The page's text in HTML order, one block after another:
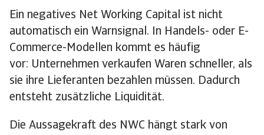
Ein negatives Net Working Capital ist nicht
automatisch ein Warnsignal. In Handels- oder E-
Commerce-Modellen kommt es häufig
vor: Unternehmen verkaufen Waren schneller, als
sie ihre Lieferanten bezahlen müssen. Dadurch
entsteht zusätzliche Liquidität.
Die Aussagekraft des NWC hängt stark von